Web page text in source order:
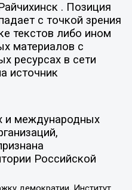
. Позиция
с точкой зрения
текстов либо ином
материалов с
ресурсах в сети
источник
и международных
Российской